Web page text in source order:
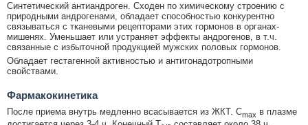
Синтетический антиандроген. Сходен по химическому строению с
природными андрогенами, обладает способностью конкурентно
связываться с тканевыми рецепторами этих гормонов в органах-
мишенях. Уменьшает или устраняет эффекты андрогенов, в т.ч.
связанные с избыточной продукцией мужских половых гормонов.
Обладает гестагенной активностью и антигонадотропными
свойствами.
Фармакокинетика
После приема внутрь медленно всасывается из ЖКТ. Cmax в плазме